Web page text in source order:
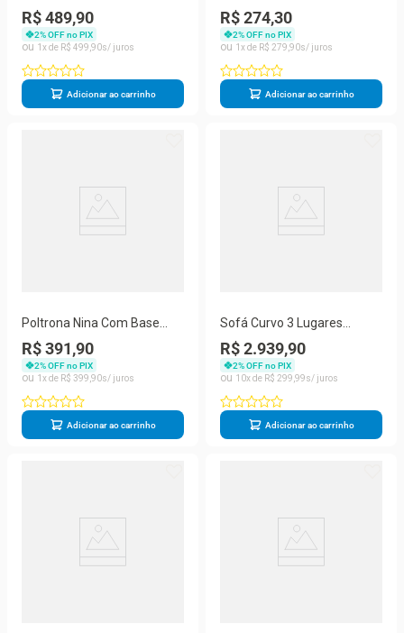
Para Sala De Estar Suede
Rosa Balaqui Decor
R$ 489,90
2% OFF no PIX
1
R$ 499 90
Adicionar ao carrinho
Escritório Recepção Balaqui
Decor Rosa
R$ 274,30
2% OFF no PIX
1
R$ 279 90
Adicionar ao carrinho
Poltrona Nina Com Base
Reforçada Escritório Suede
Amarelo Balaqui Decor
R$ 391,90
2% OFF no PIX
1
R$ 399 90
Adicionar ao carrinho
Sofá Curvo 3 Lugares
Orgânico Loom Bouclê
1,80m Sala Balaqui Grafite
R$ 2.939,90
2% OFF no PIX
10
R$ 299 99
Adicionar ao carrinho